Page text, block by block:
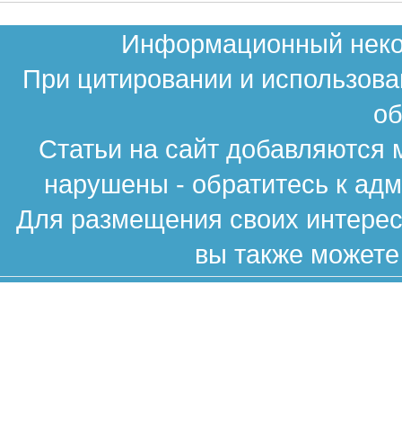
Информационный
При цитировании и
Статьи на сайт
нарушены - обратитесь к
Для размещения своих
вы также